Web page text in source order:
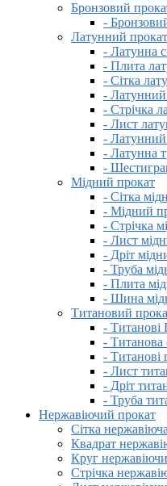
Бронзовий
-
Латунний прокат
- Латунна
- Плита
- Сітка
-
- Стрічка
- Лист
- Латунний
- Латунна
-
Мідний прокат
- Сітка
- Мідний
- Стрічка
- Лист
- Дріт
- Труба
- Плита
- Шина
Титановий
- Титанові
- Титанова
- Титанові
- Лист
- Дріт
- Труба
Нержавіючий прокат
Сітка нержавіюча
Квадрат
Круг
Стрічка